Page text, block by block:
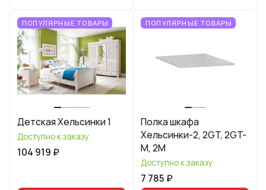
ПОПУЛЯРНЫЕ ТОВАРЫ
Детская Хельсинки 1
Доступно к заказу
104 919 ₽
ПОПУЛЯРНЫЕ ТОВАРЫ
Полка шкафа
Хельсинки-2, 2GT, 2GT-
M, 2M
Доступно к заказу
7 785 ₽